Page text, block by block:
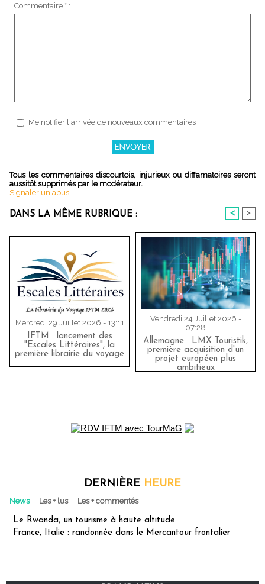
Commentaire * :
Me notifier l'arrivée de nouveaux commentaires
Tous les commentaires discourtois, injurieux ou diffamatoires seront
aussitôt supprimés par le modérateur.
Signaler un abus
DANS LA MÊME RUBRIQUE : < >
Mercredi 29 Juillet 2026 - 13:11
IFTM : lancement des
"Escales Littéraires", la
première librairie du voyage
Vendredi 24 Juillet 2026 -
07:28
Allemagne : LMX Touristik,
première acquisition d'un
projet européen plus
ambitieux
DERNIÈRE HEURE
News Les + lus Les + commentés
Le Rwanda, un tourisme à haute altitude
France, Italie : randonnée dans le Mercantour frontalier